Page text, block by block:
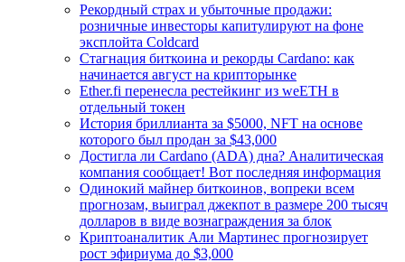
Рекордный страх и убыточные продажи:
розничные инвесторы капитулируют на фоне
эксплойта Coldcard
Стагнация биткоина и рекорды Cardano: как
начинается август на крипторынке
Ether.fi перенесла рестейкинг из weETH в
отдельный токен
История бриллианта за $5000, NFT на основе
которого был продан за $43,000
Достигла ли Cardano (ADA) дна? Аналитическая
компания сообщает! Вот последняя информация
Одинокий майнер биткоинов, вопреки всем
прогнозам, выиграл джекпот в размере 200 тысяч
долларов в виде вознаграждения за блок
Криптоаналитик Али Мартинес прогнозирует
рост эфириума до $3,000